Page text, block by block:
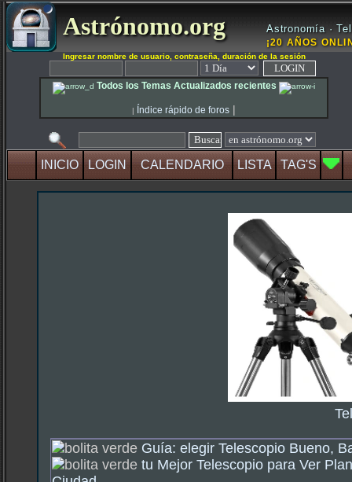
Astrónomo.org Astronomía ·
¡20 AÑOS
Ingresar nombre de usuario, contraseña, duración de la sesión
Todos los Temas Actualizados recientes
| Índice rápido de foros |
INICIO LOGIN CALENDARIO LISTA TAG'S
Guía: elegir Telescopio Bueno,
tu Mejor Telescopio para Ver